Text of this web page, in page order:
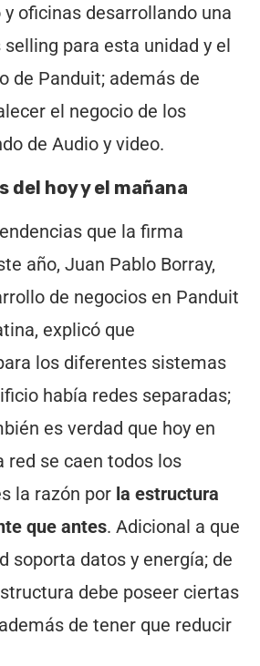
oficinas desarrollando una
para esta unidad y el
de Panduit; además de
el negocio de los
de Audio y video.
del hoy y el mañana
que la firma
año, Juan Pablo Borray,
de negocios en Panduit
explicó que
los diferentes sistemas
había redes separadas;
es verdad que hoy en
red se caen todos los
la razón por la estructura
que antes. Adicional a que
soporta datos y energía; de
debe poseer ciertas
de tener que reducir